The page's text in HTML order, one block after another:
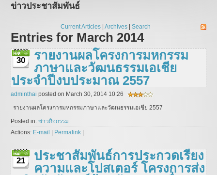
เกี่ยวกับภาควิชา
ปริญญานิพนธ์/สารนิพนธ์
บุคลากร
ข่าวประชาสัมพันธ์
Current Articles | Archives | Search
Entries for March 2014
30
รายงานผลโครงการมหกรรม
ภาษาและวัฒนธรรมเอเชีย
ประจำปีงบประมาณ 2557
adminthai posted on March 30, 2014 10:26
รายงานผลโครงการมหกรรมภาษาและวัฒนธรรมเอเชีย 2557
Posted in:ข่าวกิจกรรม
Actions: E-mail | Permalink |
21
ประชาสัมพันธ์การประกวดเรียง
ความและโปสเตอร์ โครงการส่ง